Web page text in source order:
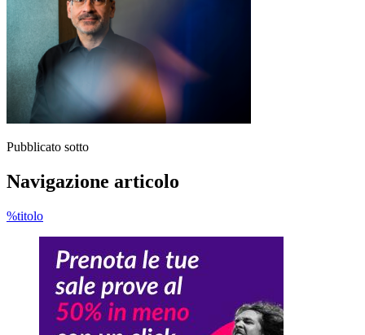
Pubblicato sotto
Navigazione articolo
%titolo